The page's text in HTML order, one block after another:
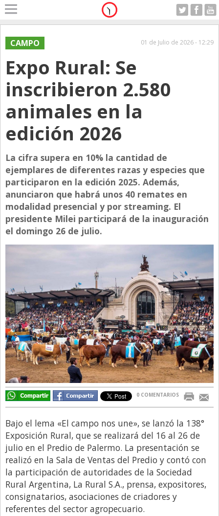
Home
A Motor
Alerta
Anticipo
Campo
Carrera & Emprendedores
Club House
Con Estilo
De Bolsillo
Diarios de Argentina
Diarios del Mundo
Directivos
Ecología y Ambiente
El Innovador
El Precio Que Yo Ví
Entrevista
Entrevista Exclusiva
Finanzas
Gastronomia
Internacionales
La Opinión del Director
Legales
Libro de Quejas
Medios
Millonarios
Minuto Lanzamiento
Jueves 06.08.2026
CAMPO 01 de Julio de 2026 - 12:29
Expo Rural: Se
inscribieron 2.580
animales en la
edición 2026
La cifra supera en 10% la cantidad de
ejemplares de diferentes razas y especies que
participaron en la edición 2025. Además,
anunciaron que habrá unos 40 remates en
modalidad presencial y por streaming. El
presidente Milei participará de la inauguración
el domingo 26 de julio.
0 COMENTARIOS
Bajo el lema «El campo nos une», se lanzó la 138°
Exposición Rural, que se realizará del 16 al 26 de
julio en el Predio de Palermo. La presentación se
realizó en la Sala de Ventas del Predio y contó con
la participación de autoridades de la Sociedad
Rural Argentina, La Rural S.A., prensa, expositores,
consignatarios, asociaciones de criadores y
referentes del sector agropecuario.